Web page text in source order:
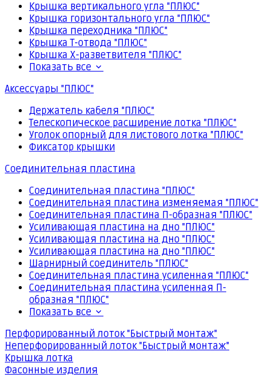
Крышка вертикального угла "ПЛЮС"
Крышка горизонтального угла "ПЛЮС"
Крышка переходника "ПЛЮС"
Крышка Т-отвода "ПЛЮС"
Крышка Х-разветвителя "ПЛЮС"
Показать все
Аксессуары "ПЛЮС"
Держатель кабеля "ПЛЮС"
Телескопическое расширение лотка "ПЛЮС"
Уголок опорный для листового лотка "ПЛЮС"
Фиксатор крышки
Соединительная пластина
Соединительная пластина "ПЛЮС"
Соединительная пластина изменяемая "ПЛЮС"
Соединительная пластина П-образная "ПЛЮС"
Усиливающая пластина на дно "ПЛЮС"
Усиливающая пластина на дно "ПЛЮС"
Усиливающая пластина на дно "ПЛЮС"
Шарнирный соединитель "ПЛЮС"
Соединительная пластина усиленная "ПЛЮС"
Соединительная пластина усиленная П-
образная "ПЛЮС"
Показать все
Перфорированный лоток "Быстрый монтаж"
Неперфорированный лоток "Быстрый монтаж"
Крышка лотка
Фасонные изделия